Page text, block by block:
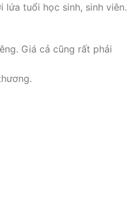
tuổi học sinh, sinh viên.
Giá cả cũng rất phải